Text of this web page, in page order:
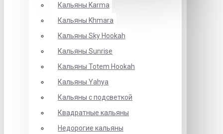
Кальяны Karma
Кальяны Khmara
Кальяны Sky Hookah
Кальяны Sunrise
Кальяны Totem Hookah
Кальяны Yahya
Кальяны с подсветкой
Квадратные кальяны
Недорогие кальяны